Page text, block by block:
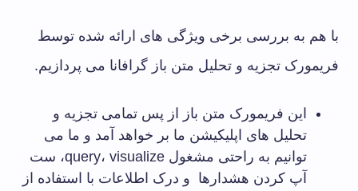
با هم به بررسی برخی ویژگی های ارائه شده توسط
فریمورک تجزیه و تحلیل متن باز گرافانا می پردازیم.
این فریمورک متن باز از پس تمامی تجزیه و
تحلیل های اپلیکیشن ما بر خواهد آمد و ما می
توانیم به راحتی مشغول query، visualize، ست
آپ کردن هشدارها و درک اطلاعات با استفاده از